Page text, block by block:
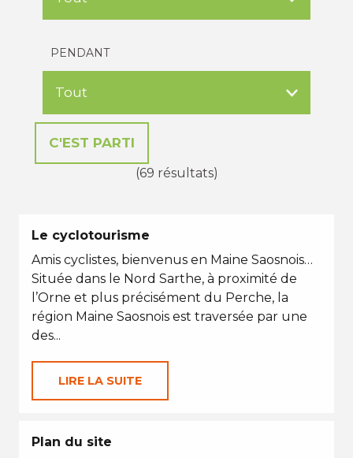
PENDANT
(69 résultats)
Le cyclotourisme
Amis cyclistes, bienvenus en Maine Saosnois…
Située dans le Nord Sarthe, à proximité de
l’Orne et plus précisément du Perche, la
région Maine Saosnois est traversée par une
des...
LIRE LA SUITE
Plan du site